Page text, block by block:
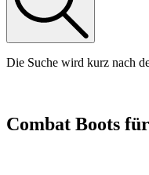
Die Suche wird kurz nach
Combat Boots